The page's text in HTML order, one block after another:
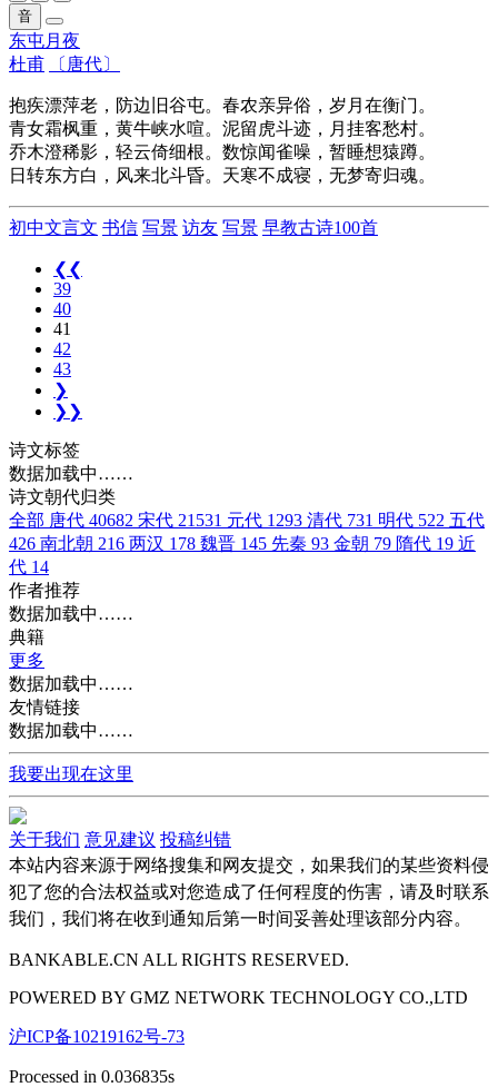
音
东屯月夜
杜甫
〔唐代〕
抱疾漂萍老，防边旧谷屯。春农亲异俗，岁月在衡门。
青女霜枫重，黄牛峡水喧。泥留虎斗迹，月挂客愁村。
乔木澄稀影，轻云倚细根。数惊闻雀噪，暂睡想猿蹲。
日转东方白，风来北斗昏。天寒不成寝，无梦寄归魂。
初中文言文 书信 写景 访友 写景 早教古诗100首
❮❮
39
40
41
42
43
❯
❯❯
诗文标签
数据加载中……
诗文朝代归类
全部 唐代 40682 宋代 21531 元代 1293 清代 731 明代 522 五代
426 南北朝 216 两汉 178 魏晋 145 先秦 93 金朝 79 隋代 19 近
代 14
作者推荐
数据加载中……
典籍
更多
数据加载中……
友情链接
数据加载中……
我要出现在这里
关于我们 意见建议 投稿纠错
本站内容来源于网络搜集和网友提交，如果我们的某些资料侵
犯了您的合法权益或对您造成了任何程度的伤害，请及时联系
我们，我们将在收到通知后第一时间妥善处理该部分内容。
BANKABLE.CN ALL RIGHTS RESERVED.
POWERED BY GMZ NETWORK TECHNOLOGY CO.,LTD
沪ICP备10219162号-73
Processed in 0.036835s